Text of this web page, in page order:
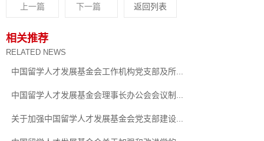
上一篇 下一篇 返回列表
相关推荐
RELATED NEWS
中国留学人才发展基金会工作机构党支部及所...
中国留学人才发展基金会理事长办公会会议制...
关于加强中国留学人才发展基金会党支部建设...